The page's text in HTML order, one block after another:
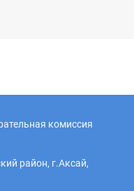
комиссия
район, г.Аксай,